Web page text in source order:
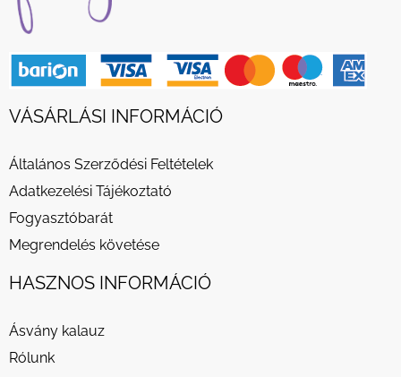
VÁSÁRLÁSI INFORMÁCIÓ
Általános Szerződési Feltételek
Adatkezelési Tájékoztató
Fogyasztóbarát
Megrendelés követése
HASZNOS INFORMÁCIÓ
Ásvány kalauz
Rólunk